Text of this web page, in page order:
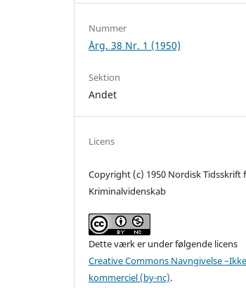
Nummer
Årg. 38 Nr. 1 (1950)
Sektion
Andet
Licens
Copyright (c) 1950 Nordisk Tidsskrift
Kriminalvidenskab
Dette værk er under følgende licens
Creative Commons Navngivelse
kommerciel (by-nc).